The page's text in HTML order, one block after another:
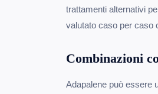
trattamenti alternativi
valutato caso per caso
Combinazioni
Adapalene può essere